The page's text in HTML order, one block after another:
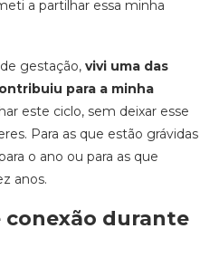
a partilhar essa minha
gestação, vivi uma das
para a minha
este ciclo, sem deixar esse
Para as que estão grávidas
o ano ou para as que
anos.
conexão durante